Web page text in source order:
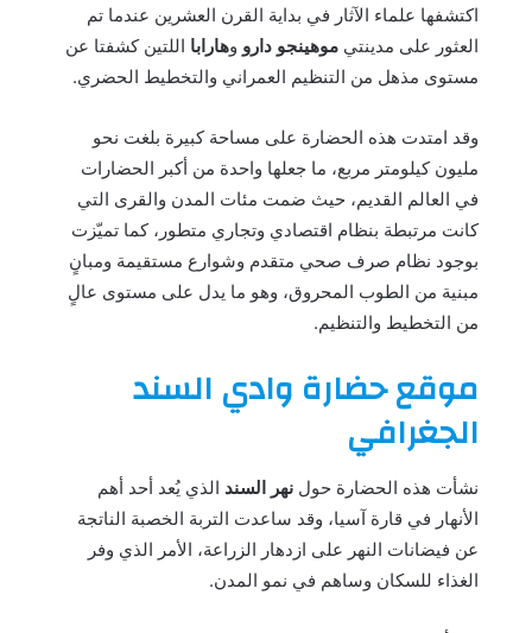
اكتشفها علماء الآثار في بداية القرن العشرين عندما تم
العثور على مدينتي موهينجو دارو وهارابا اللتين كشفتا عن
مستوى مذهل من التنظيم العمراني والتخطيط الحضري.
وقد امتدت هذه الحضارة على مساحة كبيرة بلغت نحو
مليون كيلومتر مربع، ما جعلها واحدة من أكبر الحضارات
في العالم القديم، حيث ضمت مئات المدن والقرى التي
كانت مرتبطة بنظام اقتصادي وتجاري متطور، كما تميّزت
بوجود نظام صرف صحي متقدم وشوارع مستقيمة ومبانٍ
مبنية من الطوب المحروق، وهو ما يدل على مستوى عالٍ
من التخطيط والتنظيم.
موقع حضارة وادي السند
الجغرافي
نشأت هذه الحضارة حول نهر السند الذي يُعد أحد أهم
الأنهار في قارة آسيا، وقد ساعدت التربة الخصبة الناتجة
عن فيضانات النهر على ازدهار الزراعة، الأمر الذي وفر
الغذاء للسكان وساهم في نمو المدن.